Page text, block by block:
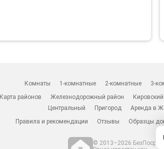
Комнаты 1-комнатные 2-комнатные 3-
Карта районов
Железнодорожный район Кировский
Центральный
Пригород Аренда в
Правила и рекомендации
Отзывы Образцы
© 2013–2026